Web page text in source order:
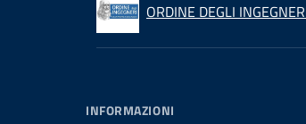
ORDINE DEGLI
INFORMAZIONI